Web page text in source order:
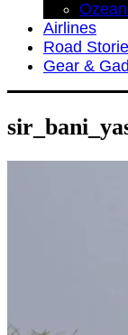
Airlines
Road
Gear &